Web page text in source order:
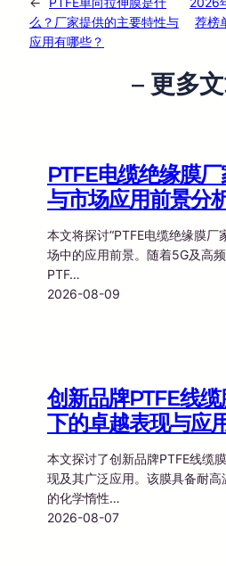
么？厂家提供的主要特性与
应用有哪些？
荐榜
– 更多
PTFE电缆绝缘膜
与市场应用前景分
本文将探讨“PTFE电缆绝缘膜厂
场中的应用前景。随着5G及高
PTF…
2026-08-09
创新品牌PTFE线
下的卓越表现与应
本文探讨了创新品牌PTFE线缆
现及其广泛应用。该膜具备耐
的化学惰性…
2026-08-07